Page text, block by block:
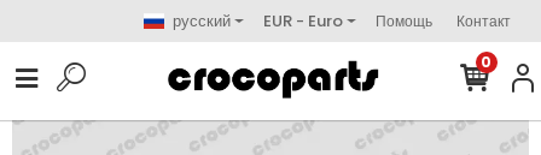
русский EUR - Euro Помощь Контакт
0